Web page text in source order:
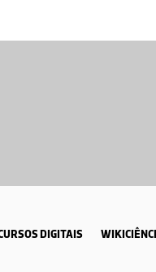
DIGITAIS